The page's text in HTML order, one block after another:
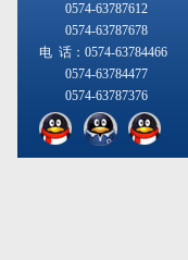
0574-63787612
0574-63787678
电 话：0574-63784466
0574-63784477
0574-63787376